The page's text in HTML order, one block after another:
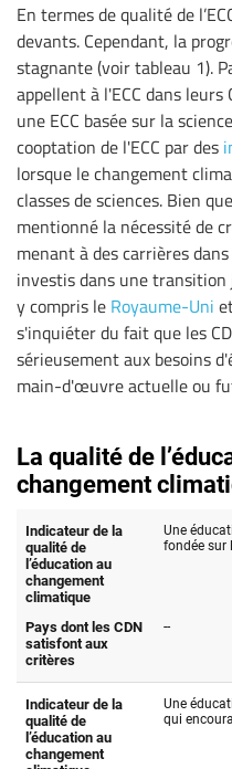
En termes de qualité de
devants. Cependant, la
stagnante (voir tableau 1).
appellent à l'ECC dans
une ECC basée sur la
cooptation de l'ECC par des
lorsque le changement
classes de sciences. Bien
mentionné la nécessité de
menant à des carrières
investis dans une
y compris le Royaume-Uni
s'inquiéter du fait que les
sérieusement aux besoins
main-d'œuvre actuelle ou